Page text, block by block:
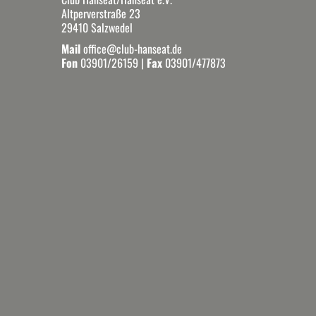
Altperverstraße 23
29410 Salzwedel
Mailoffice@club-hanseat.de
Fon 03901/26159 | Fax 03901/477873